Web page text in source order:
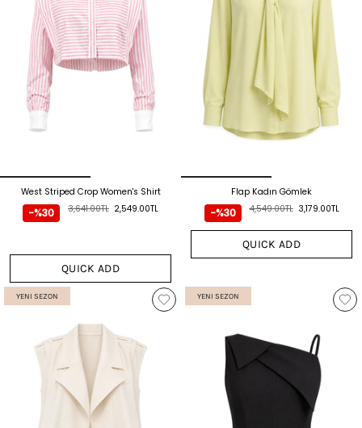
West Striped Crop Women's Shirt
2,549.00TL
3,641.00TL
-%30
QUICK ADD
Flap Kadın Gömlek
3,179.00TL
4,549.00TL
-%30
QUICK ADD
YENI SEZON YENI SEZON